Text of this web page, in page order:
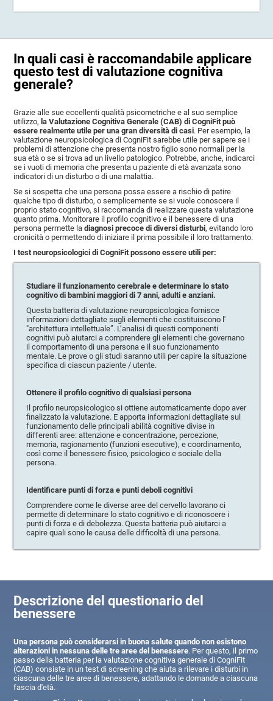
In quali casi è raccomandabile applicare
questo test di valutazione cognitiva
generale?
Grazie alle sue eccellenti qualità psicometriche e al suo semplice
utilizzo, la Valutazione Cognitiva Generale (CAB) di CogniFit può
essere realmente utile per una gran diversità di casi. Per esempio, la
valutazione neuropsicologica di CogniFit sarebbe utile per sapere se i
problemi di attenzione che presenta nostro figlio sono normali per la
sua età o se si trova ad un livello patologico. Potrebbe, anche, indicarci
se i vuoti di memoria che presenta u paziente di età avanzata sono
indicatori di un disturbo o di una malattia.
Se si sospetta che una persona possa essere a rischio di patire
qualche tipo di disturbo, o semplicemente se si vuole conoscere il
proprio stato cognitivo, si raccomanda di realizzare questa valutazione
quanto prima. Monitorare il profilo cognitivo e il benessere di una
persona permette ladiagnosi precoce di diversi disturbi, evitando loro
cronicità o permettendo di iniziare il prima possibile il loro trattamento.
I test neuropsicologici di CogniFit possono essere utili per:
Studiare il funzionamento cerebrale e determinare lo stato
cognitivo di bambini maggiori di 7 anni, adulti e anziani.
Questa batteria di valutazione neuropsicologica fornisce
informazioni dettagliate sugli elementi che costituiscono l'
"architettura intellettuale”. L’analisi di questi componenti
cognitivi può aiutarci a comprendere gli elementi che governano
il comportamento di una persona e il suo funzionamento
mentale. Le prove o gli studi saranno utili per capire la situazione
specifica di ciascun paziente / utente.
Ottenere il profilo cognitivo di qualsiasi persona
Il profilo neuropsicologico si ottiene automaticamente dopo aver
finalizzato la valutazione. E apporta informazioni dettagliate sul
funzionamento delle principali abilità cognitive divise in
differenti aree: attenzione e concentrazione, percezione,
memoria, ragionamento (funzioni esecutive), e coordinamento,
così come il benessere fisico, psicologico e sociale della
persona.
Identificare punti di forza e punti deboli cognitivi
Comprendere come le diverse aree del cervello lavorano ci
permette di determinare lo stato cognitivo e di riconoscere i
punti di forza e di debolezza. Questa batteria può aiutarci a
capire quali sono le causa delle difficoltà di una persona.
Descrizione del questionario del
benessere
Una persona può considerarsi in buona salute quando non esistono
alterazioni in nessuna delle tre aree del benessere. Per questo, il primo
passo della batteria per la valutazione cognitiva generale di CogniFit
(CAB) consiste in un test di screening che aiuta a rilevare i disturbi in
ciascuna delle tre aree di benessere, adattando le domande a ciascuna
fascia d'età.